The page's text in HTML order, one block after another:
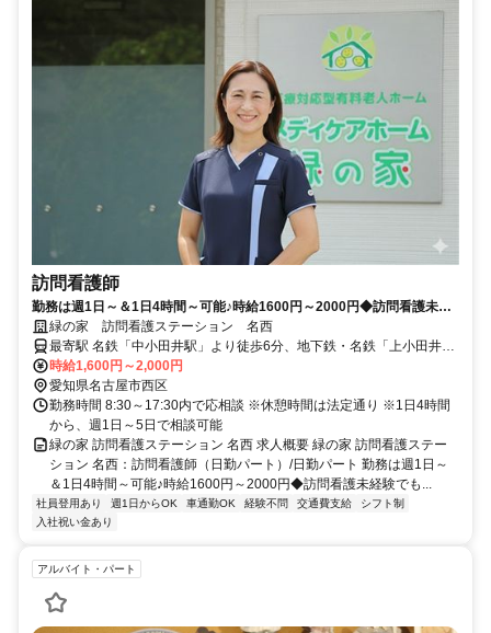
訪問看護師
勤務は週1日～＆1日4時間～可能♪時給1600円～2000円◆訪問看護未経
験でも可能！入社祝い金支給◆【名古屋市西区、中小田井駅、訪問看護
ステーション、看護師、日勤パート】
緑の家 訪問看護ステーション 名西
最寄駅 名鉄「中小田井駅」より徒歩6分、地下鉄・名鉄「上小田井
駅」より徒歩8分
時給1,600円～2,000円
愛知県名古屋市西区
勤務時間 8:30～17:30内で応相談 ※休憩時間は法定通り ※1日4時間
から、週1日～5日で相談可能
緑の家 訪問看護ステーション 名西 求人概要 緑の家 訪問看護ステー
ション 名西：訪問看護師（日勤パート）/日勤パート 勤務は週1日～
＆1日4時間～可能♪時給1600円～2000円◆訪問看護未経験でも...
社員登用あり 週1日からOK 車通勤OK 経験不問 交通費支給
シフト制
入社祝い金あり
アルバイト・パート